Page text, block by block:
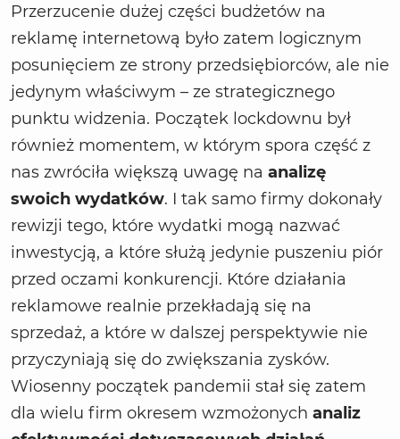
Przerzucenie dużej części budżetów na
reklamę internetową było zatem logicznym
posunięciem ze strony przedsiębiorców, ale nie
jedynym właściwym – ze strategicznego
punktu widzenia. Początek lockdownu był
również momentem, w którym spora część z
nas zwróciła większą uwagę na analizę
swoich wydatków. I tak samo firmy dokonały
rewizji tego, które wydatki mogą nazwać
inwestycją, a które służą jedynie puszeniu piór
przed oczami konkurencji. Które działania
reklamowe realnie przekładają się na
sprzedaż, a które w dalszej perspektywie nie
przyczyniają się do zwiększania zysków.
Wiosenny początek pandemii stał się zatem
dla wielu firm okresem wzmożonych analiz